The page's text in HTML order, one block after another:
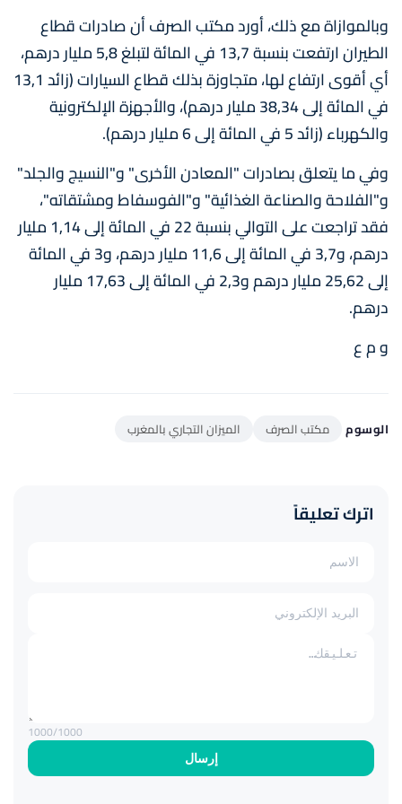
وبالموازاة مع ذلك، أورد مكتب الصرف أن صادرات قطاع
الطيران ارتفعت بنسبة 13,7 في المائة لتبلغ 5,8 مليار درهم،
أي أقوى ارتفاع لها، متجاوزة بذلك قطاع السيارات (زائد 13,1
في المائة إلى 38,34 مليار درهم)، والأجهزة الإلكترونية
والكهرباء (زائد 5 في المائة إلى 6 مليار درهم).
وفي ما يتعلق بصادرات "المعادن الأخرى" و"النسيج والجلد"
و"الفلاحة والصناعة الغذائية" و"الفوسفاط ومشتقاته"،
فقد تراجعت على التوالي بنسبة 22 في المائة إلى 1,14 مليار
درهم، و3,7 في المائة إلى 11,6 مليار درهم، و3 في المائة
إلى 25,62 مليار درهم و2,3 في المائة إلى 17,63 مليار
درهم.
و م ع
الوسوم مكتب الصرف الميزان التجاري بالمغرب
اترك تعليقاً
إرسال
1000/1000